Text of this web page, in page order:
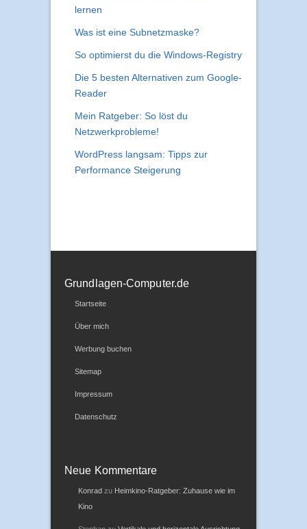
lernen
Was ist eine Subnetzmaske?
So optimierst du die Windows-Registry
Die 5 besten Alternativen zum Google-
Reader
Mein Ratgeber: So löst du
Netzwerkprobleme!
WordPress langsam: Tipps zur
Performance Steigerung
Grundlagen-Computer.de
Startseite
Über mich
Werbung buchen
Sitemap
Impressum
Datenschutz
Neue Kommentare
Konrad zu Heimkino-Ratgeber: Zuhause wie im
Kino